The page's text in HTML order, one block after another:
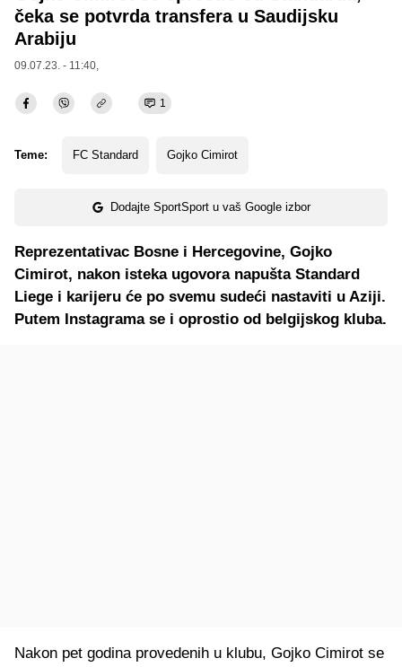
čeka se potvrda transfera u Saudijsku
Arabiju
09.07.23. - 11:40,
1
Teme: FC Standard Gojko Cimirot
Dodajte SportSport u vaš Google izbor
Reprezentativac Bosne i Hercegovine, Gojko
Cimirot, nakon isteka ugovora napušta Standard
Liege i karijeru će po svemu sudeći nastaviti u Aziji.
Putem Instagrama se i oprostio od belgijskog kluba.
Nakon pet godina provedenih u klubu, Gojko Cimirot se